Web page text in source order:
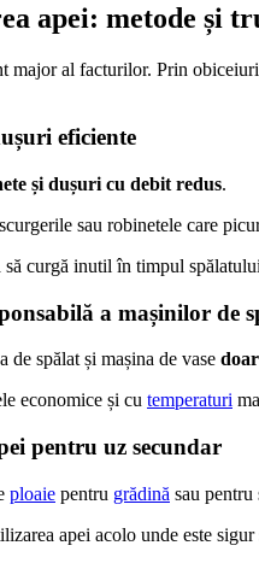
apei: metode și
major al facturilor. Prin
eficiente
și dușuri cu debit redus.
sau robinetele care
să curgă inutil în timpul
a mașinilor de
de spălat și mașina de vase
economice și cu temperaturi
pentru uz secundar
ploaie pentru grădină sau pentru
apei acolo unde este